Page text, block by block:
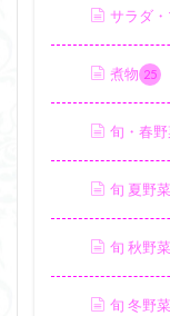
サラダ
煮物 25
旬・春
旬 夏野菜
旬 秋野菜
旬 冬野菜